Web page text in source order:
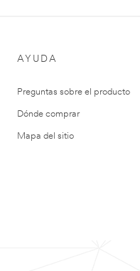
AYUDA
Preguntas sobre el producto
Dónde comprar
Mapa del sitio